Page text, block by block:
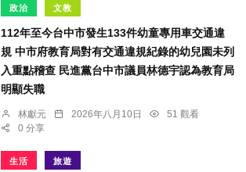
政治 文教
112年至今台中市發生133件幼童專用車交通違
規 中市府教育局對有交通違規紀錄的幼兒園未列
入重點稽查 民進黨台中市議員林德宇認為教育局
明顯失職
林獻元 2026年八月10日
51 觀看
0 分享
生活 旅遊